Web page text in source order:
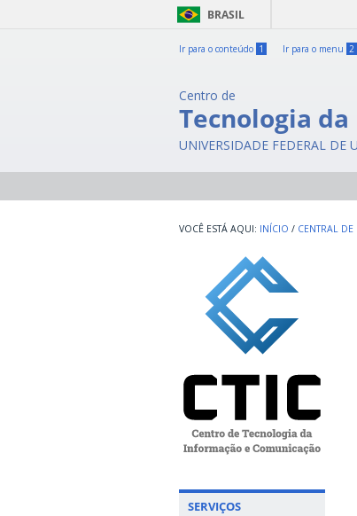
BRASIL
Ir para o conteúdo 1 Ir para o menu 2
Centro de
Tecnologia
UNIVERSIDADE FEDERAL DE
INÍCIO / CENTRAL
SERVIÇOS